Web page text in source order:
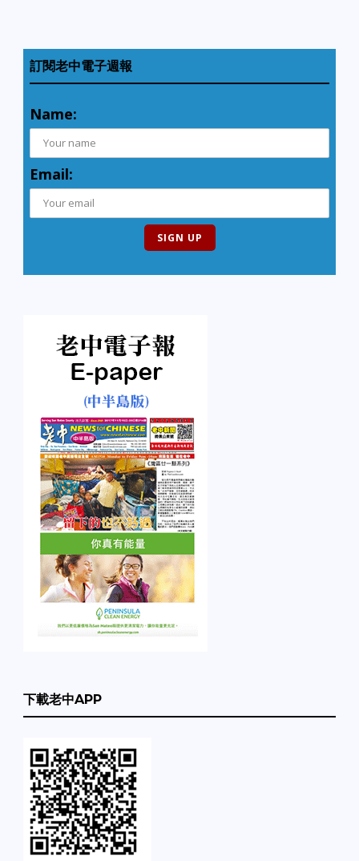
訂閱老中電子週報
Name:
Email:
下載老中APP